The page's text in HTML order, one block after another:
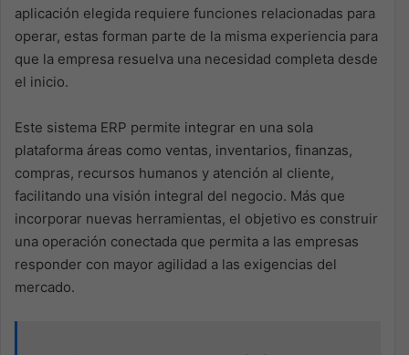
aplicación elegida requiere funciones relacionadas para
operar, estas forman parte de la misma experiencia para
que la empresa resuelva una necesidad completa desde
el inicio.
Este sistema ERP permite integrar en una sola
plataforma áreas como ventas, inventarios, finanzas,
compras, recursos humanos y atención al cliente,
facilitando una visión integral del negocio. Más que
incorporar nuevas herramientas, el objetivo es construir
una operación conectada que permita a las empresas
responder con mayor agilidad a las exigencias del
mercado.